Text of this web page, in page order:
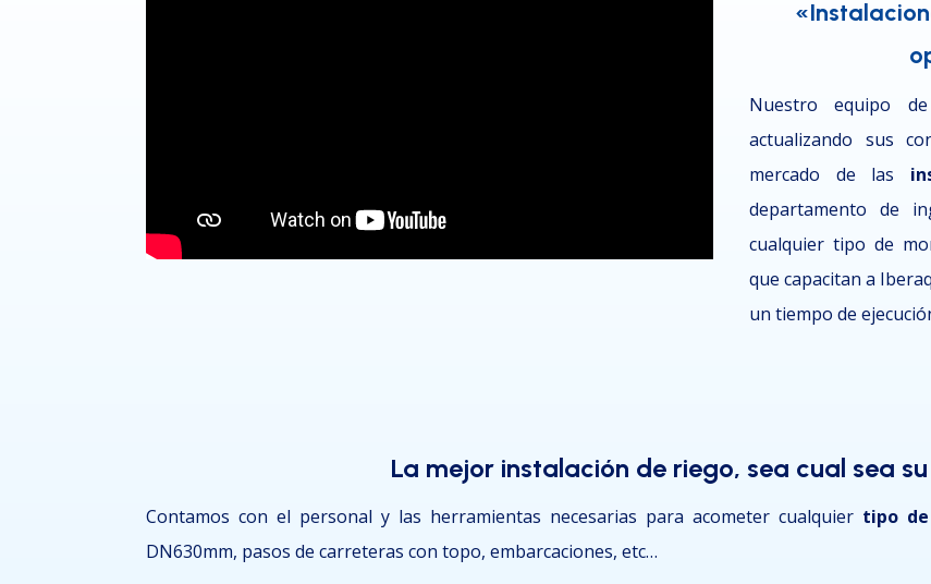
Nuestro equipo
actualizando sus
mercado de las
departamento de
cualquier tipo de
que capacitan a
un tiempo de
La mejor instalación de riego, sea cual sea
Contamos con el personal y las herramientas necesarias para acometer cualquier tipo
DN630mm, pasos de carreteras con topo, embarcaciones, etc…